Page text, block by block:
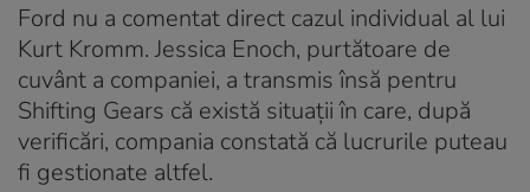
Ford nu a comentat direct cazul individual al lui
Kurt Kromm. Jessica Enoch, purtătoare de
cuvânt a companiei, a transmis însă pentru
Shifting Gears că există situații în care, după
verificări, compania constată că lucrurile puteau
fi gestionate altfel.